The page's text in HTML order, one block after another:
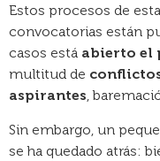
Estos procesos de
convocatorias están
casos está abierto el
multitud de
aspirantes,
Sin embargo, un
se ha quedado atrás: